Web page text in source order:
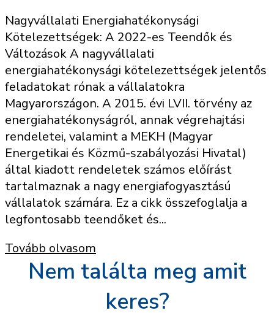
Nagyvállalati Energiahatékonysági
Kötelezettségek: A 2022-es Teendők és
Változások A nagyvállalati
energiahatékonysági kötelezettségek jelentős
feladatokat rónak a vállalatokra
Magyarországon. A 2015. évi LVII. törvény az
energiahatékonyságról, annak végrehajtási
rendeletei, valamint a MEKH (Magyar
Energetikai és Közmű-szabályozási Hivatal)
által kiadott rendeletek számos előírást
tartalmaznak a nagy energiafogyasztású
vállalatok számára. Ez a cikk összefoglalja a
legfontosabb teendőket és...
Tovább olvasom
Nem találta meg amit
keres?